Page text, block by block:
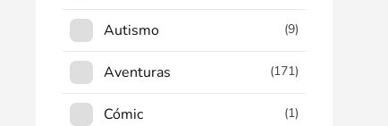
Autismo (9)
Aventuras (171)
Cómic (1)